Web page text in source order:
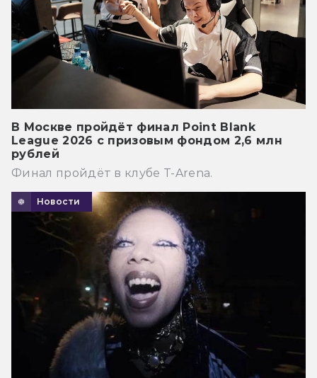
В Москве пройдёт финал Point Blank
League 2026 с призовым фондом 2,6 млн
рублей
Финал пройдёт в клубе T-Arena.
Новости